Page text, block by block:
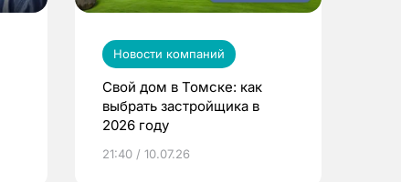
Новости компаний
Свой дом в Томске: как
выбрать застройщика в
2026 году
21:40 / 10.07.26